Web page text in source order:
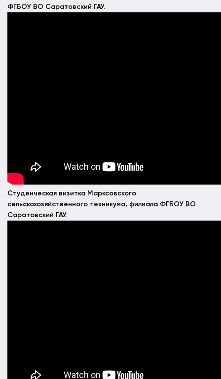
ФГБОУ ВО Саратовский ГАУ.
Студенческая визитка Марксовского
сельскохозяйственного техникума, филиала ФГБОУ ВО
Саратовский ГАУ.